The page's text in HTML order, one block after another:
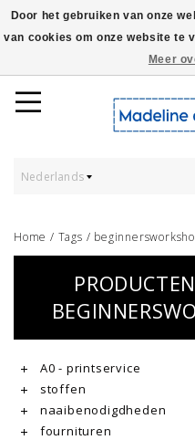
Worldwide Shipping - Onze
Nederlands
Home / Tags /
A0 - printservice
stoffen
naaibenodigdheden
fournituren
Door het gebruiken van onze
van cookies om onze website te
Meer